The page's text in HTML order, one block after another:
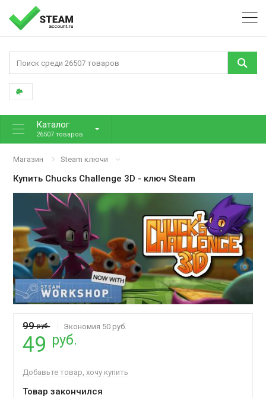
Каталог
26507 товаров
Магазин Steam ключи
Купить Chucks Challenge 3D - ключ Steam
99руб. Экономия 50 руб.
49 руб.
Добавьте товар, хочу купить
Товар закончился